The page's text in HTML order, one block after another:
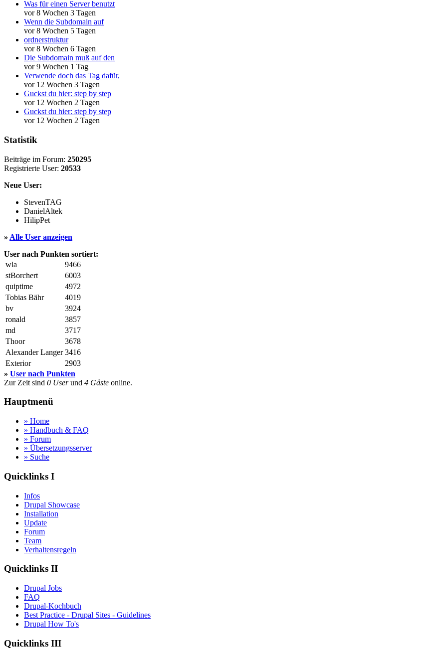
Was für einen Server benutzt
vor 8 Wochen 3 Tagen
Wenn die Subdomain auf
vor 8 Wochen 5 Tagen
ordnerstruktur
vor 8 Wochen 6 Tagen
Die Subdomain muß auf den
vor 9 Wochen 1 Tag
Verwende doch das Tag dafür,
vor 12 Wochen 3 Tagen
Guckst du hier: step by step
vor 12 Wochen 2 Tagen
Guckst du hier: step by step
vor 12 Wochen 2 Tagen
Statistik
Beiträge im Forum: 250295
Registrierte User: 20533
Neue User:
StevenTAG
DanielAltek
HilipPet
» Alle User anzeigen
User nach Punkten sortiert:
wla
9466
stBorchert
6003
quiptime
4972
Tobias Bähr
4019
bv
3924
ronald
3857
md
3717
Thoor
3678
Alexander Langer 3416
Exterior
2903
» User nach Punkten
Zur Zeit sind 0 Userund 4 Gäste online.
Hauptmenü
» Home
» Handbuch & FAQ
» Forum
» Übersetzungsserver
» Suche
Quicklinks I
Infos
Drupal Showcase
Installation
Update
Forum
Team
Verhaltensregeln
Quicklinks II
Drupal Jobs
FAQ
Drupal-Kochbuch
Best Practice - Drupal Sites - Guidelines
Drupal How To's
Quicklinks III